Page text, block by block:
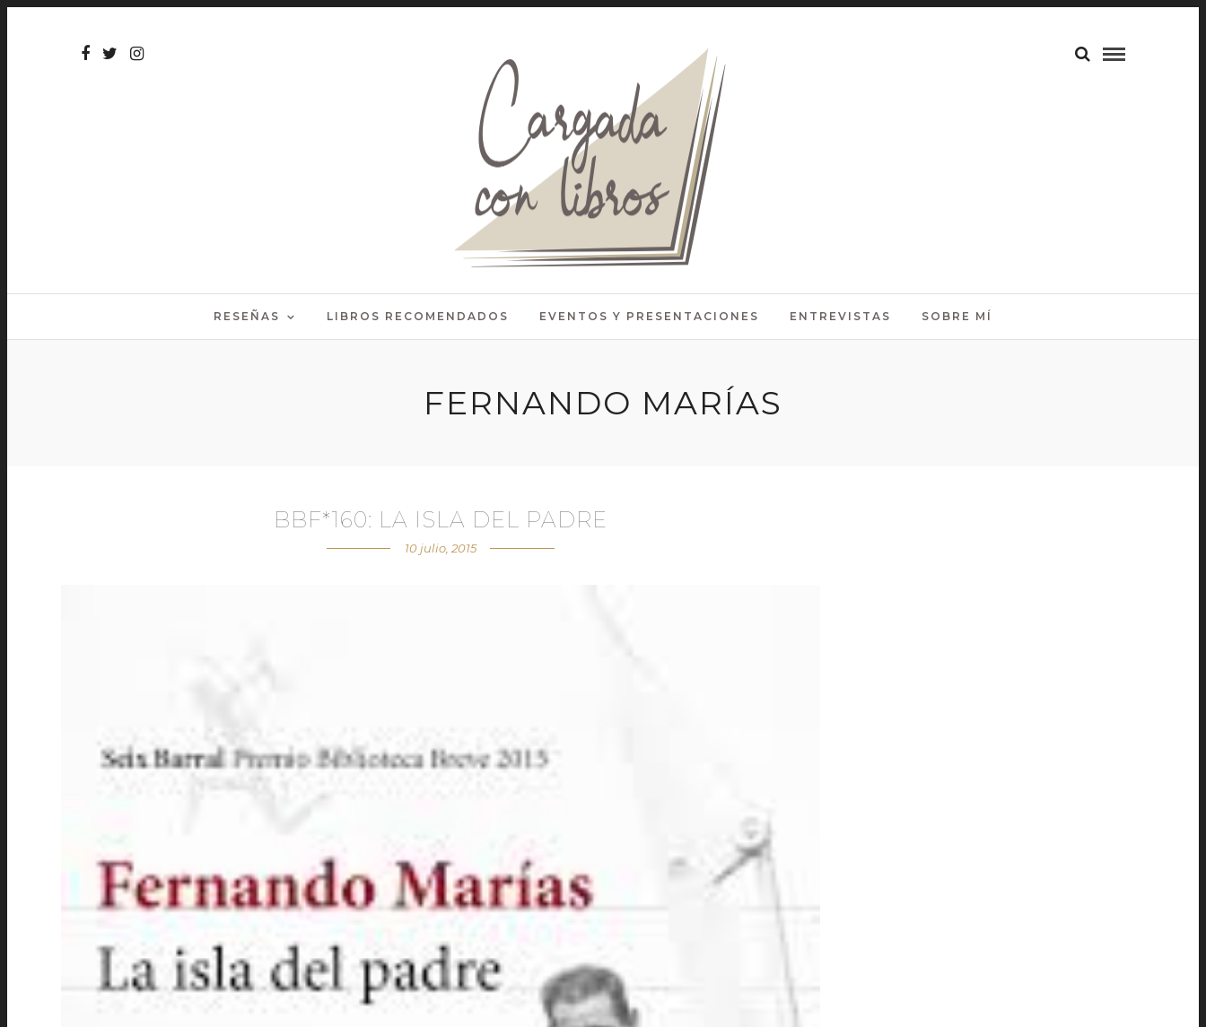
RESEÑAS LIBROS RECOMENDADOS EVENTOS Y PRESENTACIONES ENTREVISTAS SOBRE MÍ
FERNANDO MARÍAS
BBF*160: LA ISLA DEL PADRE
10 julio, 2015